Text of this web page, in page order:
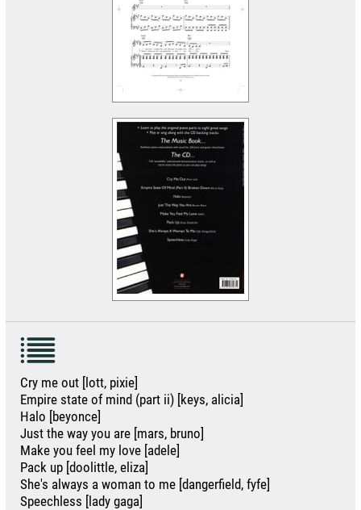
Cry me out [lott, pixie]
Empire state of mind (part ii) [keys, alicia]
Halo [beyonce]
Just the way you are [mars, bruno]
Make you feel my love [adele]
Pack up [doolittle, eliza]
She's always a woman to me [dangerfield, fyfe]
Speechless [lady gaga]